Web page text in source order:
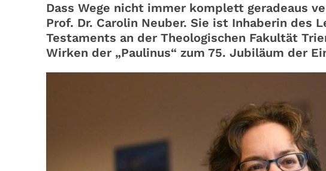
Dass Wege nicht immer komplett geradeaus
Prof. Dr. Carolin Neuber. Sie ist Inhaberin des
Testaments an der Theologischen Fakultät
Wirken der „Paulinus“ zum 75. Jubiläum der